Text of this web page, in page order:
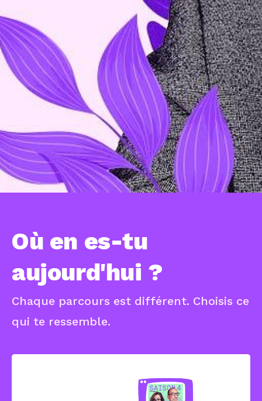
Où en es-tu
aujourd'hui ?
Chaque parcours est différent. Choisis ce
qui te ressemble.